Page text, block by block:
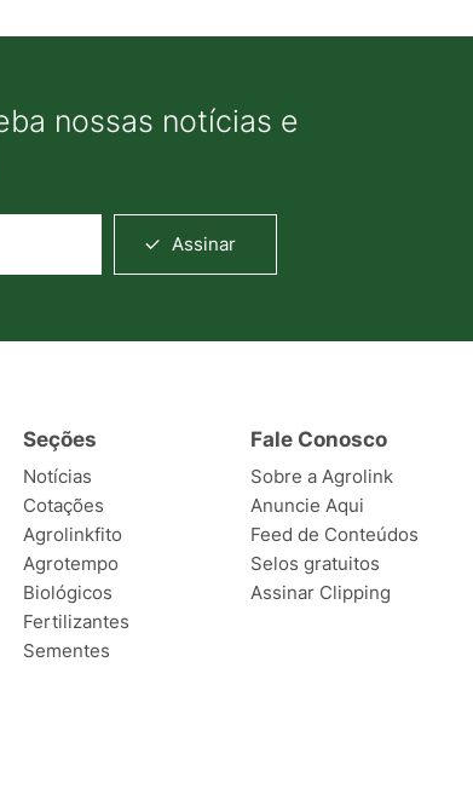
nossas notícias e
Assinar
Seções
Notícias
Cotações
Agrolinkfito
Agrotempo
Biológicos
Fertilizantes
Sementes
Fale Conosco
Sobre a Agrolink
Anuncie Aqui
Feed de Conteúdos
Selos gratuitos
Assinar Clipping